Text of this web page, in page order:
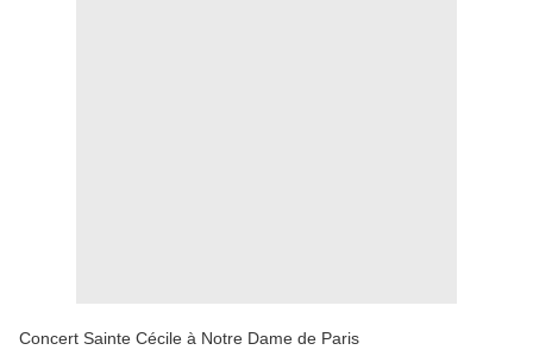
Concert Sainte Cécile à Notre Dame de Paris